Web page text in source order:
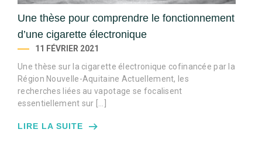
Une thèse pour comprendre le fonctionnement
d’une cigarette électronique
11 FÉVRIER 2021
Une thèse sur la cigarette électronique cofinancée par la
Région Nouvelle-Aquitaine Actuellement, les
recherches liées au vapotage se focalisent
essentiellement sur […]
LIRE LA SUITE